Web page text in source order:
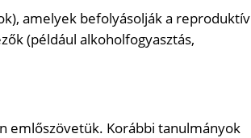
amelyek befolyásolják a reproduktív
(például alkoholfogyasztás,
emlőszövetük. Korábbi tanulmányok